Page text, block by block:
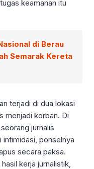
keamanan itu
di Berau
Semarak Kereta
terjadi di dua lokasi
menjadi korban. Di
jurnalis
ponselnya
secara paksa.
kerja jurnalistik,